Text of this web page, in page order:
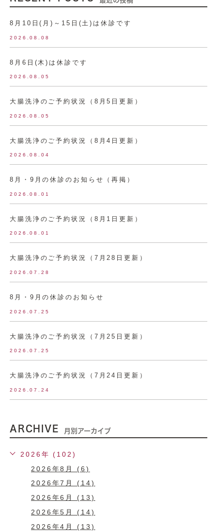
8月10日(月)～15日(土)は休診です
2026.08.08
8月6日(木)は休診です
2026.08.05
大腸洗浄のご予約状況（8月5日更新）
2026.08.05
大腸洗浄のご予約状況（8月4日更新）
2026.08.04
8月・9月の休診のお知らせ（再掲）
2026.08.01
大腸洗浄のご予約状況（8月1日更新）
2026.08.01
大腸洗浄のご予約状況（7月28日更新）
2026.07.28
8月・9月の休診のお知らせ
2026.07.25
大腸洗浄のご予約状況（7月25日更新）
2026.07.25
大腸洗浄のご予約状況（7月24日更新）
2026.07.24
ARCHIVE 月別アーカイブ
2026年 (102)
2026年8月 (6)
2026年7月 (14)
2026年6月 (13)
2026年5月 (14)
2026年4月 (13)